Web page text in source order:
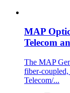
MAP
Telecom
The MAP
fiber-
Telecom/...